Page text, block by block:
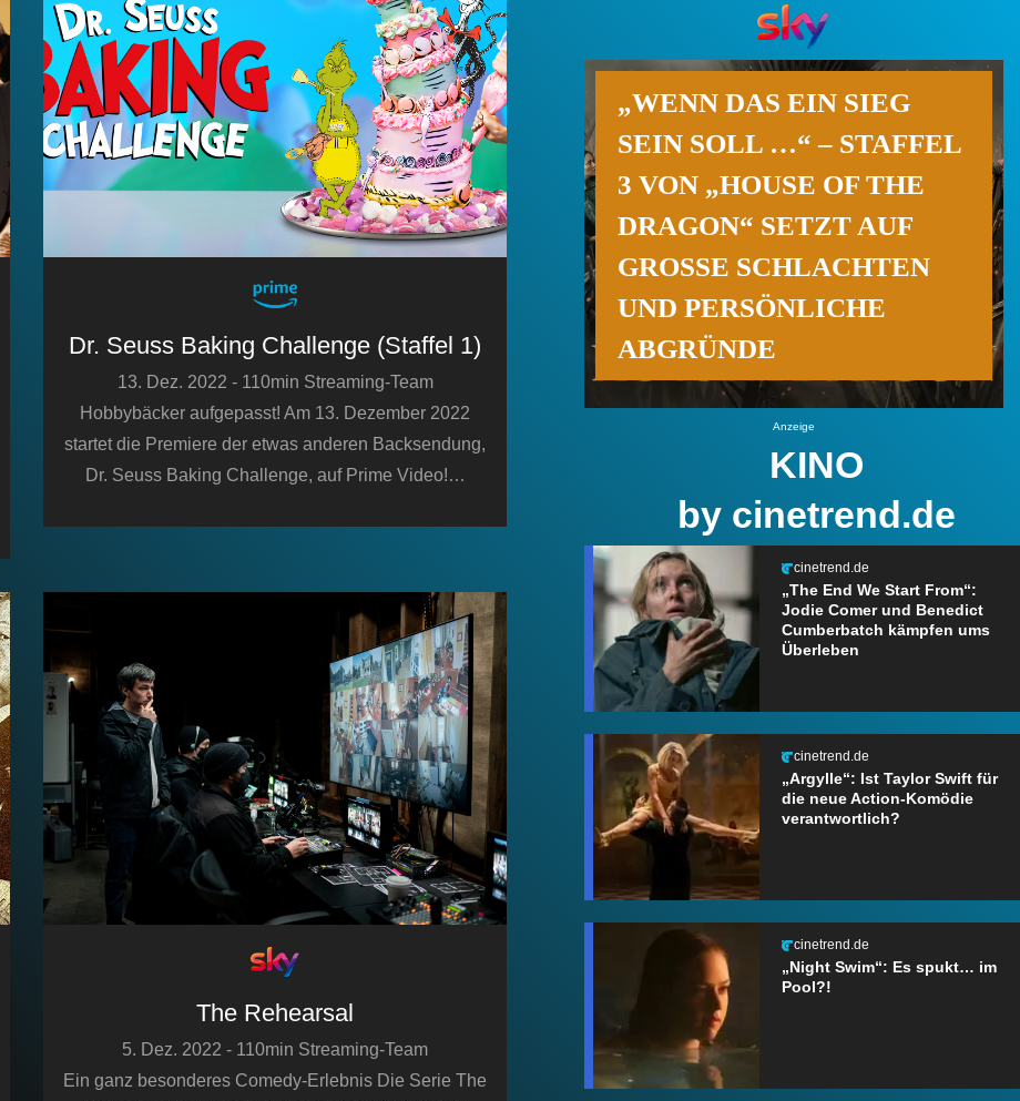
Dr. Seuss Baking Challenge (Staffel 1)
13. Dez. 2022 - 110min Streaming-Team
Hobbybäcker aufgepasst! Am 13. Dezember 2022
startet die Premiere der etwas anderen Backsendung,
Dr. Seuss Baking Challenge, auf Prime Video!…
The Rehearsal
5. Dez. 2022 - 110min Streaming-Team
Ein ganz besonderes Comedy-Erlebnis Die Serie The
„WENN DAS EIN SIEG
SEIN SOLL …“ – STAFFEL
3 VON „HOUSE OF THE
DRAGON“ SETZT AUF
GROSSE SCHLACHTEN U
ND PERSÖNLICHE A
BGRÜNDE
Anzeige
KINO
by cinetrend.de
cinetrend.de
„The End We Start From“:
Jodie Comer und Benedict
Cumberbatch kämpfen ums
Überleben
cinetrend.de
„Argylle“: Ist Taylor Swift für
die neue Action-Komödie
verantwortlich?
cinetrend.de
„Night Swim“: Es spukt… im
Pool?!